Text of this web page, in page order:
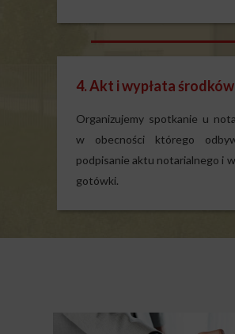
4. Akt i wypłata środków
Organizujemy spotkanie u
w obecności którego
podpisanie aktu notarialnego i
gotówki.